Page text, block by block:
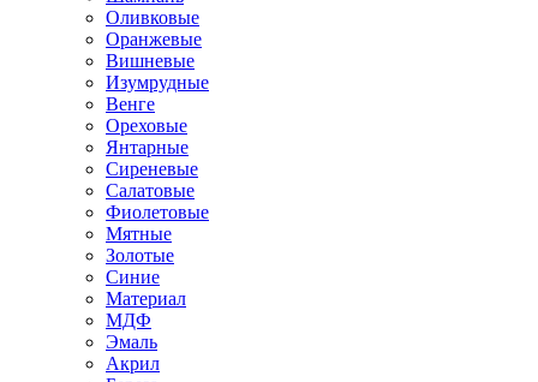
Оливковые
Оранжевые
Вишневые
Изумрудные
Венге
Ореховые
Янтарные
Сиреневые
Салатовые
Фиолетовые
Мятные
Золотые
Синие
Материал
МДФ
Эмаль
Акрил